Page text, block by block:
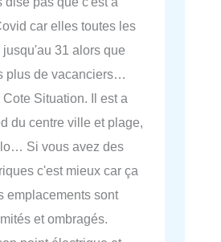
car elles toutes les
31 alors que
plus de vacanciers…
Situation. Il est a
du centre ville et plage,
Si vous avez des
c'est mieux car ça
emplacements sont
et ombragés.